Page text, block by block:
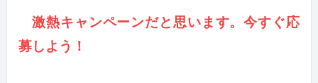
激熱キャンペーンだと思います。今すぐ応
募しよう！